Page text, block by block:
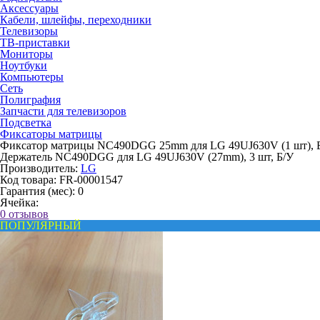
Аксессуары
Кабели, шлейфы, переходники
Телевизоры
ТВ-приставки
Мониторы
Ноутбуки
Компьютеры
Сеть
Полиграфия
Запчасти для телевизоров
Подсветка
Фиксаторы матрицы
Фиксатор матрицы NC490DGG 25mm для LG 49UJ630V (1 шт),
Держатель NC490DGG для LG 49UJ630V (27mm), 3 шт, Б/У
Производитель: LG
Код товара: FR-00001547
Гарантия (мес): 0
Ячейка:
0 отзывов
ПОПУЛЯРНЫЙ